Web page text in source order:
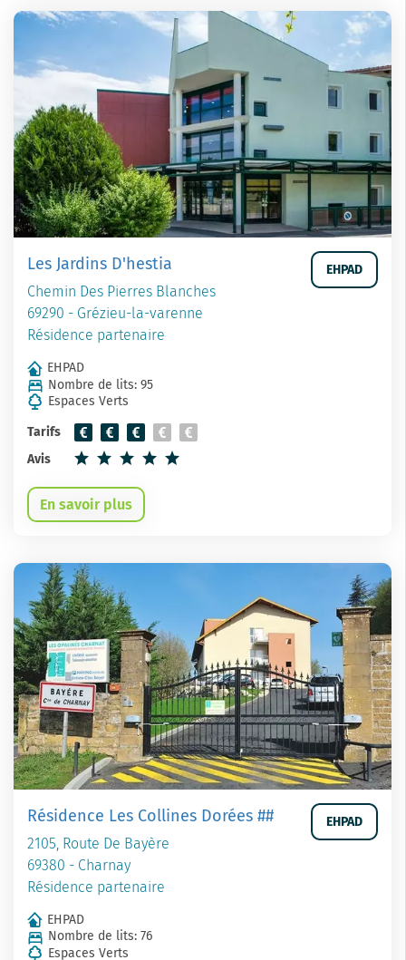
Les Jardins D'hestia
Chemin Des Pierres Blanches
69290 - Grézieu-la-varenne
Résidence partenaire
EHPAD
EHPAD
Nombre de lits: 95
Espaces Verts
Tarifs
Avis
En savoir plus
Résidence Les Collines Dorées ##
2105, Route De Bayère
69380 - Charnay
Résidence partenaire
EHPAD
EHPAD
Nombre de lits: 76
Espaces Verts